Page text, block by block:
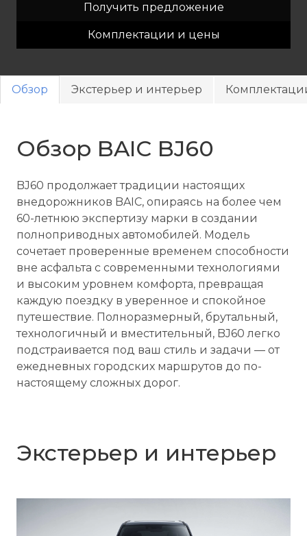
Получить предложение
Комплектации и цены
Обзор Экстерьер и интерьер
Обзор BAIC BJ60
BJ60 продолжает традиции настоящих
внедорожников BAIC, опираясь на более чем
60-летнюю экспертизу марки в создании
полноприводных автомобилей. Модель
сочетает проверенные временем способности
вне асфальта с современными технологиями
и высоким уровнем комфорта, превращая
каждую поездку в уверенное и спокойное
путешествие. Полноразмерный, брутальный,
технологичный и вместительный, BJ60 легко
подстраивается под ваш стиль и задачи — от
ежедневных городских маршрутов до по-
настоящему сложных дорог.
Экстерьер и интерьер